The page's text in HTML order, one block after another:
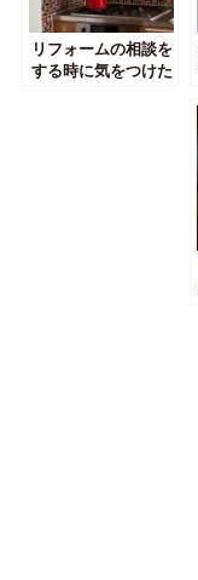
リフォームの相談を
する時に気をつけた